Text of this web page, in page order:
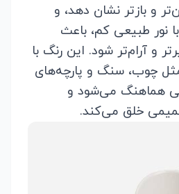
و بازتر نشان دهد، و
نور طبیعی کم، باعث
و آرام‌تر شود. این رنگ با
چوب، سنگ و پارچه‌های
هماهنگ می‌شود و
خلق می‌کند.